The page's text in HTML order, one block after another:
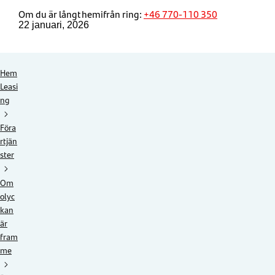
Om du är långt hemifrån ring: +46 770-110 350
22 januari, 2026
Hem
Leasi
ng
Föra
rtjän
ster
Om
olyc
kan
är
fram
me